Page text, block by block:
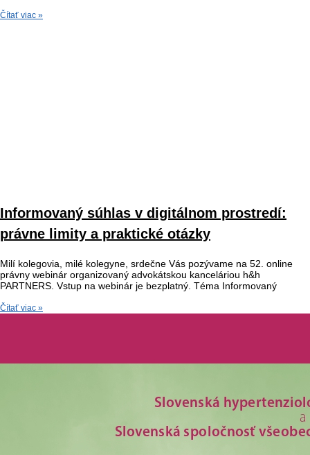
Čítať viac »
Informovaný súhlas v digitálnom prostredí:
právne limity a praktické otázky
Milí kolegovia, milé kolegyne, srdečne Vás pozývame na 52. online
právny webinár organizovaný advokátskou kanceláriou h&h
PARTNERS. Vstup na webinár je bezplatný. Téma Informovaný
Čítať viac »